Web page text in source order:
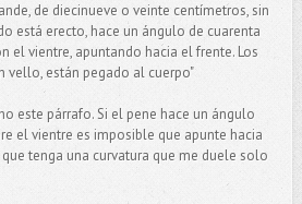
de diecinueve o veinte centímetros, sin
está erecto, hace un ángulo de cuarenta
el vientre, apuntando hacia el frente. Los
vello, están pegado al cuerpo"
este párrafo. Si el pene hace un ángulo
el vientre es imposible que apunte hacia
tenga una curvatura que me duele solo